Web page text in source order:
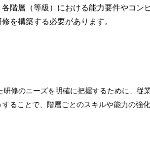
階層（等級）における能力要件やコン
を構築する必要があります。
修のニーズを明確に把握するために、従
ることで、階層ごとのスキルや能力の強